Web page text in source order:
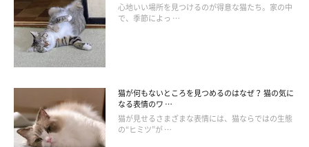
心地いい場所を見つけるのが得意な猫たち。家の中
で、季節によっ …
猫が何もないところを見つめるのはなぜ？ 猫の気に
なる表情のワ …
猫が見せるさまざまな表情には、猫ならではの生態
の“ヒミツ”が …